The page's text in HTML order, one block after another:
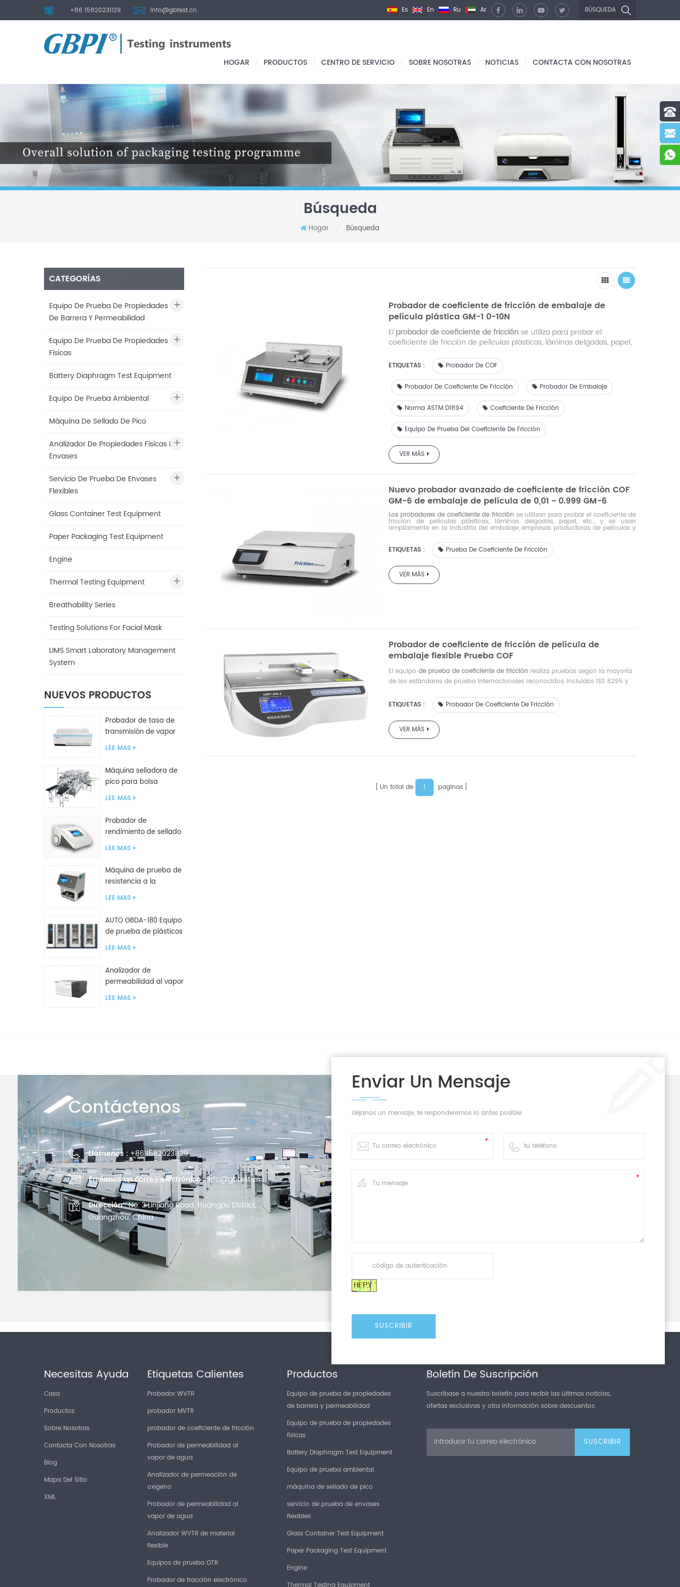
+86 15820231129 info@gbtest.cn BÚSQUEDA
Es En Ru Ar
HOGAR / PRODUCTOS / CENTRO DE SERVICIO / SOBRE NOSOTRAS / NOTICIAS / CONTACTA CON NOSOTRAS
Búsqueda
Hogar Búsqueda
CATEGORÍAS
Equipo De Prueba De Propiedades
De Barrera Y Permeabilidad
Equipo De Prueba De Propiedades
Físicas
Battery Diaphragm Test Equipment
Equipo De Prueba Ambiental
Máquina De Sellado De Pico
Analizador De Propiedades Físicas De
Envases
Servicio De Prueba De Envases
Flexibles
Glass Container Test Equipment
Paper Packaging Test Equipment
Engine
Thermal Testing Equipment
Breathability Series
Testing Solutions For Facial Mask
LIMS Smart Laboratory Management
System
NUEVOS PRODUCTOS
Probador de tasa de
transmisión de vapor
de agua W416 2.0
LEE MAS
Máquina selladora de
pico para bolsa
inclinada GF2600-X
LEE MAS
Probador de
rendimiento de sellado
inteligente GBPI
LEE MAS
Máquina de prueba de
resistencia a la
compresión GBN200G
LEE MAS
AUTO GBDA-180 Equipo
de prueba de plásticos
para degradación de
LEE MAS
Analizador de
permeabilidad al vapor
de agua W812 (método
LEE MAS
Probador de coeficiente de fricción de embalaje de
película plástica GM-1 0-10N
El probador de coeficiente de fricción se utiliza para probar el
coeficiente de fricción de películas plásticas, láminas delgadas, papel,
productoras de películas y agencias de inspección de materiales de
ETIQUETAS : Probador De COF
Probador De Coeficiente De Fricción Probador De Embalaje
Norma ASTM D1894 Coeficiente De Fricción
Equipo De Prueba Del Coeficiente De Fricción
VER MÁS
Nuevo probador avanzado de coeficiente de fricción COF
GM-6 de embalaje de película de 0,01 ~ 0.999 GM-6
Los probadores de coeficiente de fricción se utilizan para probar el coeficiente de
fricción de películas plásticas, láminas delgadas, papel, etc., y se usan
ampliamente en la industria del embalaje, empresas productoras de películas y
agencias de inspección de materiales de embalaje.
ETIQUETAS :
Prueba De Coeficiente De Fricción
VER MÁS
Probador de coeficiente de fricción de película de
embalaje flexible Prueba COF
El equipode prueba de coeficiente de fricción realiza pruebas según la mayoría
de los estándares de prueba internacionales reconocidos, incluidos IS0 8295 y
ETIQUETAS :
Probador De Coeficiente De Fricción
VER MÁS
Un total de 1 paginas
Contáctenos
Llámenos : +86 15820231129
Envíanos un correo electrónico :info@gbtest.cn
Dirección :No. 3 Linjiang Road, Huangpu District,
Guangzhou, China
Enviar Un Mensaje
déjanos un mensaje, te responderemos lo antes posible.
Necesitas Ayuda
Casa
Productos
Sobre Nosotras
Contacta Con Nosotras
Blog
Mapa Del Sitio
XML
Etiquetas Calientes
Probador WVTR
probador MVTR
probador de coeficiente de fricción
Probador de permeabilidad al
vapor de agua
Analizador de permeación de
oxígeno
Probador de permeabilidad al
vapor de agua
Analizador WVTR de material
flexible
Equipos de prueba OTR
Probador de tracción electrónico
Productos
Equipo de prueba de propiedades
de barrera y permeabilidad
Equipo de prueba de propiedades
físicas
Battery Diaphragm Test Equipment
Equipo de prueba ambiental
máquina de sellado de pico
servicio de prueba de envases
flexibles
Glass Container Test Equipment
Paper Packaging Test Equipment
Engine
Boletín De Suscripción
Suscríbase a nuestro boletín para recibir las últimas noticias,
ofertas exclusivas y otra información sobre descuentos.